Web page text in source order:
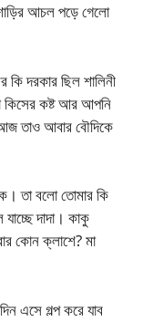
শাড়ির আচল পড়ে গেলো
দরকার ছিল শালিনী
কিসের কষ্ট আর আপনি
তাও আবার বৌদিকে
তা বলো তোমার কি
দাদা। কাকু
কোন ক্লাশে? মা
এসে গল্প করে যাব